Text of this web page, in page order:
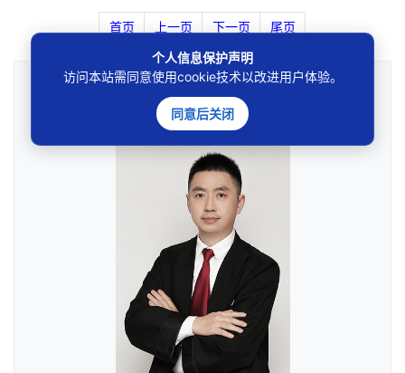
首页 上一页 下一页 尾页
法律咨询
————受人之托，忠人之事————
个人信息保护声明
访问本站需同意使用cookie技术以改进用户体验。
同意后关闭